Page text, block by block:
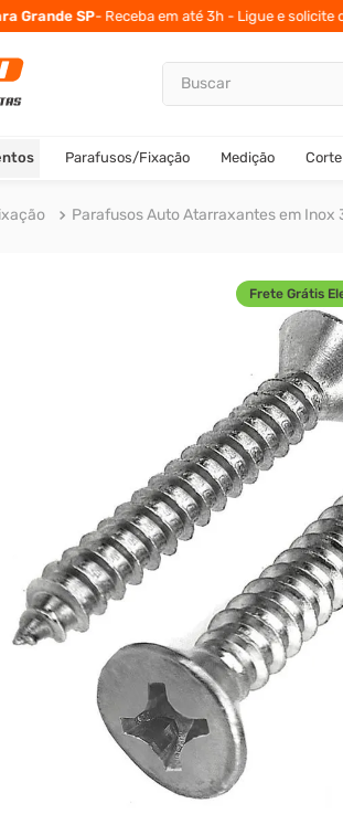
Grande SP- Receba em até 3h - Ligue e solicite
Buscar
Parafusos/Fixação Medição Corte
Parafusos Auto Atarraxantes em Inox
Frete Grátis